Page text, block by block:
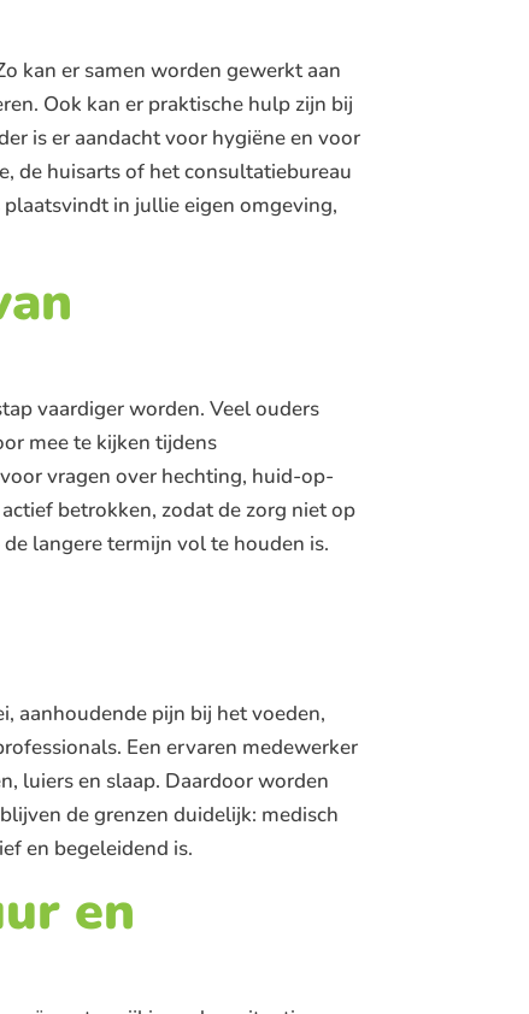
kan er samen worden gewerkt aan
Ook kan er praktische hulp zijn bij
is er aandacht voor hygiëne en voor
de huisarts of het consultatiebureau
in jullie eigen omgeving,
vaardiger worden. Veel ouders
mee te kijken tijdens
vragen over hechting, huid-op-
betrokken, zodat de zorg niet op
langere termijn vol te houden is.
aanhoudende pijn bij het voeden,
Een ervaren medewerker
luiers en slaap. Daardoor worden
de grenzen duidelijk: medisch
en begeleidend is.
en